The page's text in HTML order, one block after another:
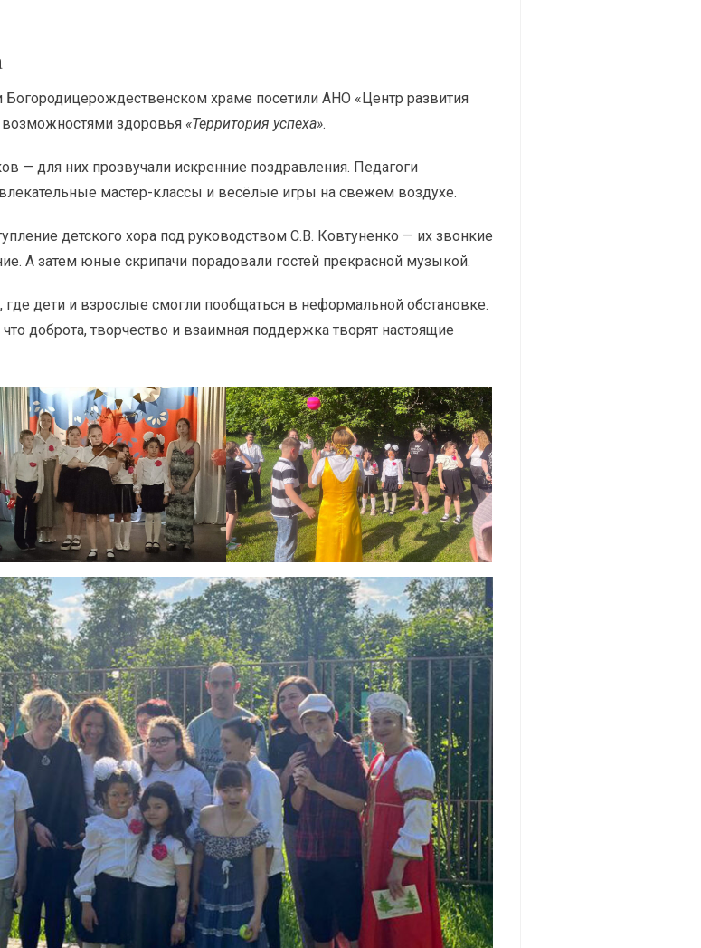
храме посетили АНО «Центр развития
возможностями здоровья «Территория успеха».
— для них прозвучали искренние поздравления. Педагоги
мастер-классы и весёлые игры на свежем воздухе.
детского хора под руководством С.В. Ковтуненко — их звонкие
А затем юные скрипачи порадовали гостей прекрасной музыкой.
дети и взрослые смогли пообщаться в неформальной обстановке.
доброта, творчество и взаимная поддержка творят настоящие